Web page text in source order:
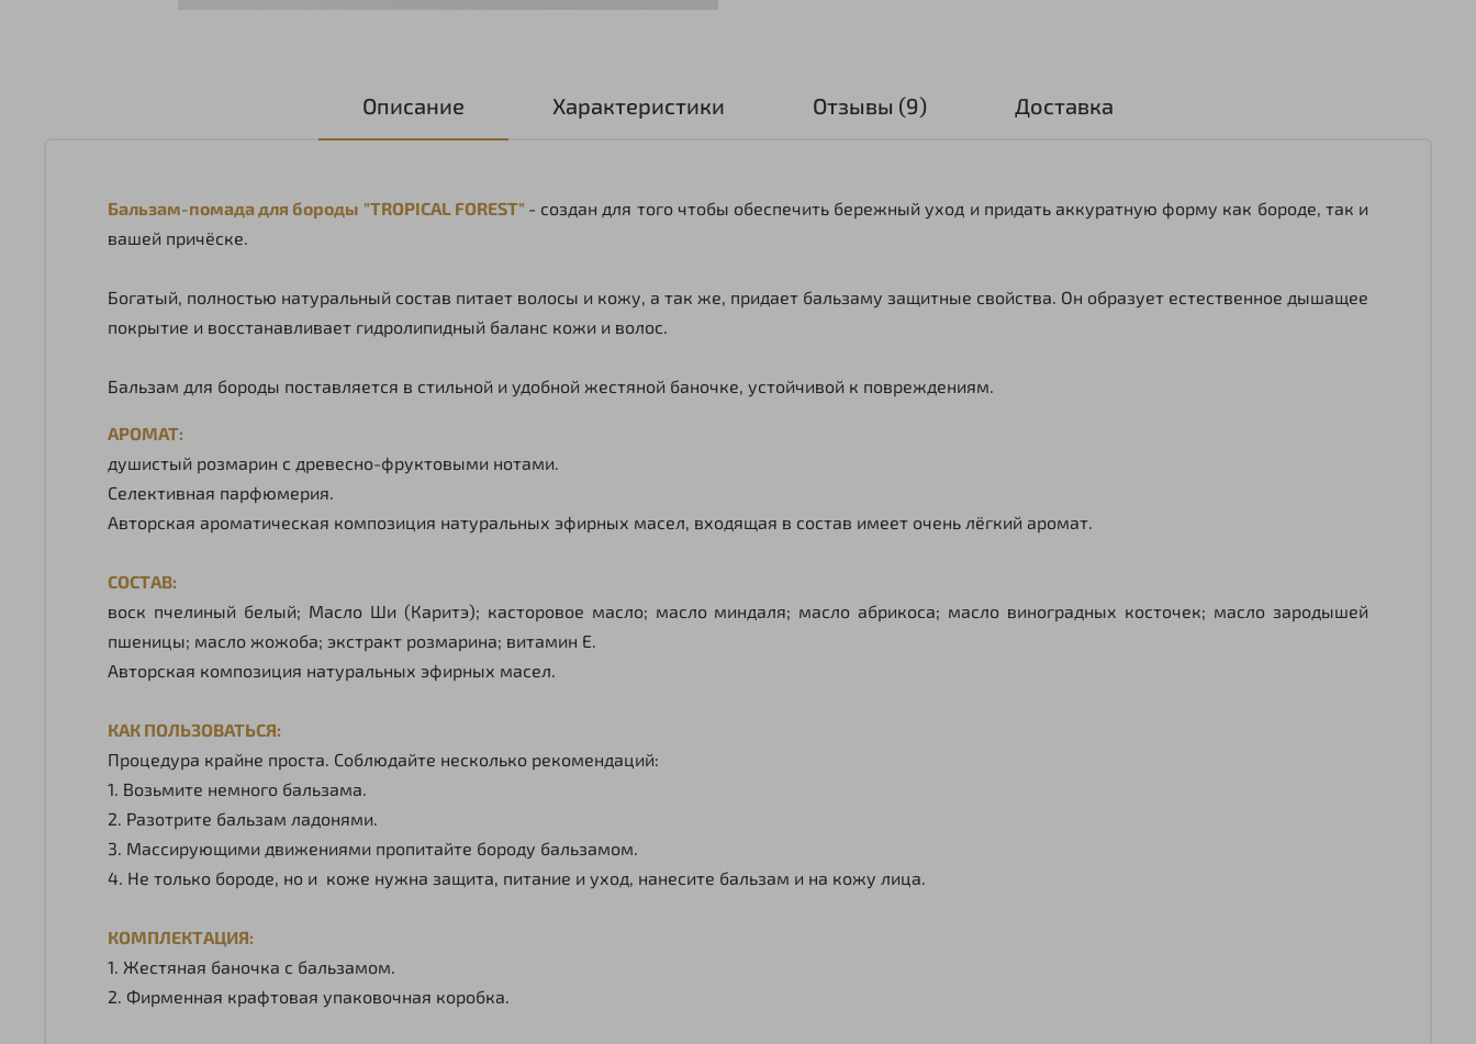
Описание Характеристики Отзывы (9) Доставка
Бальзам-помада для бороды "TROPICAL FOREST" - создан для того чтобы обеспечить бережный уход и придать аккуратную форму как бороде, так и
вашей причёске.
Богатый, полностью натуральный состав питает волосы и кожу, а так же, придает бальзаму защитные свойства. Он образует естественное дышащее
покрытие и восстанавливает гидролипидный баланс кожи и волос.
Бальзам для бороды поставляется в стильной и удобной жестяной баночке, устойчивой к повреждениям.
АРОМАТ:
душистый розмарин с древесно-фруктовыми нотами.
Селективная парфюмерия.
Авторская ароматическая композиция натуральных эфирных масел, входящая в состав имеет очень лёгкий аромат.
СОСТАВ:
воск пчелиный белый; Масло Ши (Каритэ); касторовое масло; масло миндаля; масло абрикоса; масло виноградных косточек; масло зародышей
пшеницы; масло жожоба; экстракт розмарина; витамин Е.
Авторская композиция натуральных эфирных масел.
КАК ПОЛЬЗОВАТЬСЯ:
Процедура крайне проста. Соблюдайте несколько рекомендаций:
1. Возьмите немного бальзама.
2. Разотрите бальзам ладонями.
3. Массирующими движениями пропитайте бороду бальзамом.
4. Не только бороде, но и коже нужна защита, питание и уход, нанесите бальзам и на кожу лица.
КОМПЛЕКТАЦИЯ:
1. Жестяная баночка с бальзамом.
2. Фирменная крафтовая упаковочная коробка.